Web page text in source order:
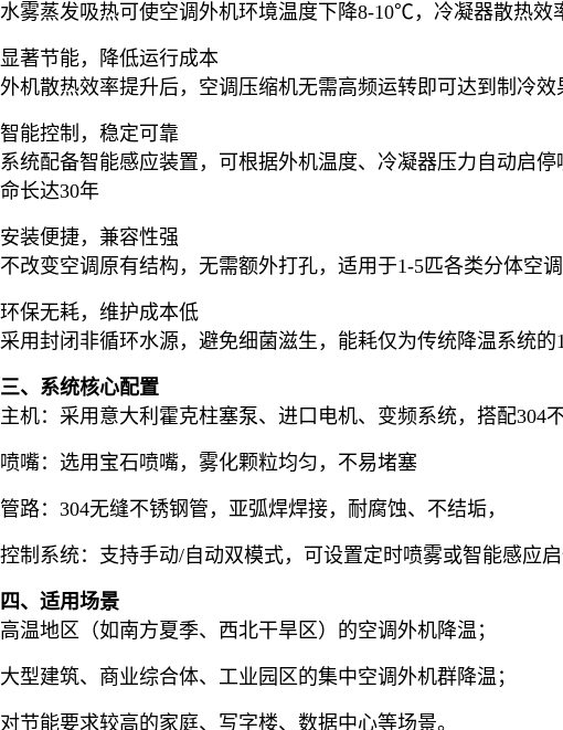
水雾蒸发吸热可使空调外机环境温度下降8-10℃，冷凝器散热
显著节能，降低运行成本
外机散热效率提升后，空调压缩机无需高频运转即可达到制冷
智能控制，稳定可靠
系统配备智能感应装置，可根据外机温度、冷凝器压力自动启
命长达30年
安装便捷，兼容性强
不改变空调原有结构，无需额外打孔，适用于1-5匹各类分体空
环保无耗，维护成本低
采用封闭非循环水源，避免细菌滋生，能耗仅为传统降温系统
三、系统核心配置
主机：采用意大利霍克柱塞泵、进口电机、变频系统，搭配304
喷嘴：选用宝石喷嘴，雾化颗粒均匀，不易堵塞
管路：304无缝不锈钢管，亚弧焊焊接，耐腐蚀、不结垢，
控制系统：支持手动/自动双模式，可设置定时喷雾或智能感应
四、适用场景
高温地区（如南方夏季、西北干旱区）的空调外机降温；
大型建筑、商业综合体、工业园区的集中空调外机群降温；
对节能要求较高的家庭、写字楼、数据中心等场景。